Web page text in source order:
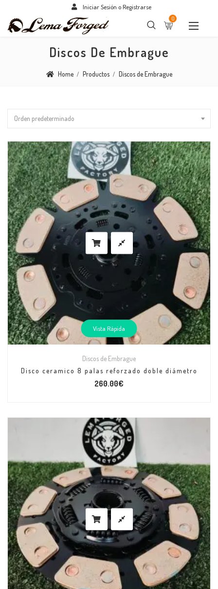
Iniciar Sesión o Registrarse
0
Discos De Embrague
Home Productos Discos de Embrague
Orden predeterminado
Vista Rápida
Discos de Embrague
Disco ceramico 8 palas reforzado doble diámetro
260.00€